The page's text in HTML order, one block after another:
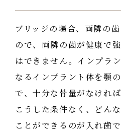
ブリッジの場合、両隣の
ので、両隣の歯が健康で
はできません。インプラ
なるインプラント体を顎
で、十分な骨量がなけれ
こうした条件なく、どん
ことができるのが入れ歯で